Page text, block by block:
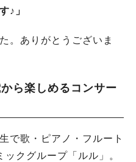
♪」
。ありがとうございま
ら楽しめるコンサー
で歌・ピアノ・フルート
クグループ「ルル」。